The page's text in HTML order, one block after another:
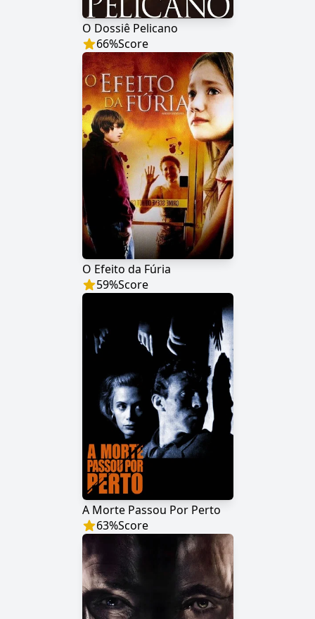
O Dossiê Pelicano
66%Score
O Efeito da Fúria
59%Score
A Morte Passou Por Perto
63%Score